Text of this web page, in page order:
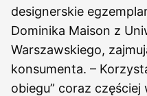
designerskie
Dominika Maison z
Warszawskiego,
konsumenta. –
obiegu” coraz częściej